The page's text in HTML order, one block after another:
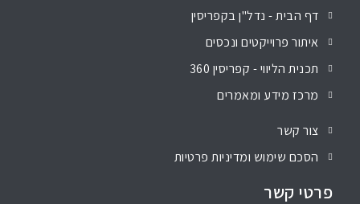
דף הבית - נדל"ן בקפריסין
איתור פרוייקטים ונכסים
תכנית הליווי - קפריסין 360
מרכז מידע ומאמרים
צור קשר
הסכם שימוש ומדיניות פרטיות
פרטי קשר